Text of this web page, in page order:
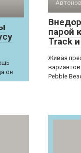
он
парой
Track
Живая
Pebble